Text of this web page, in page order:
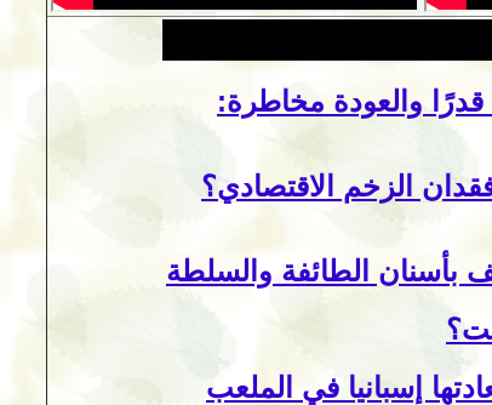
قدرًا والعودة مخاطرة:
الزخم الاقتصادي؟
بأسنان الطائفة والسلطة
إسبانيا في الملعب